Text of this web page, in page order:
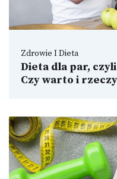
Zdrowie I Dieta
Dieta dla par,
Czy warto i